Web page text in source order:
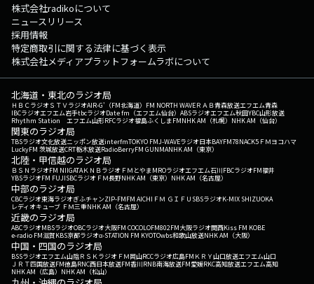
株式会社radikoについて
ニュースリリース
採用情報
特定商取引に関する法律に基づく表示
株式会社メディアプラットフォームラボについて
北海道・東北のラジオ局
ＨＢＣラジオＳＴＶラジオAIR-G'（FM北海道） FM NORTH WAVEＲＡＢ青森放送エフエム青森
IBCラジオエフエム岩手tbcラジオDate fm（エフエム仙台） ABSラジオエフエム秋田YBC山形放送
Rhythm Station エフエム山形RFCラジオ福島ふくしまFMNHK AM（札幌） NHK AM（仙台）
関東のラジオ局
TBSラジオ文化放送ニッポン放送interfmTOKYO FMJ-WAVEラジオ日本BAYFM78NACK5 ＦＭヨコハマ
LuckyFM 茨城放送CRT栃木放送RadioBerryFM GUNMANHK AM（東京）
北陸・甲信越のラジオ局
ＢＳＮラジオFM NIIGATAＫＮＢラジオ ＦＭとやまMROラジオエフエム石川FBCラジオFM福井
YBSラジオFM FUJISBCラジオ ＦＭ長野NHK AM（東京） NHK AM（名古屋）
中部のラジオ局
CBCラジオ東海ラジオぎふチャンZIP-FMFM AICHI ＦＭ ＧＩＦＵ SBSラジオK-MIX SHIZUOKA
レディオキューブ ＦＭ三重NHK AM（名古屋）
近畿のラジオ局
ABCラジオMBSラジオOBCラジオ大阪FM COCOLOFM802FM大阪ラジオ関西Kiss FM KOBE
e-radio FM滋賀KBS京都ラジオα-STATION FM KYOTOwbs和歌山放送NHK AM（大阪）
中国・四国のラジオ局
BSSラジオエフエム山陰ＲＳＫラジオ ＦＭ岡山RCCラジオ広島FM ＫＲＹ山口放送エフエム山口
ＪＲＴ四国放送FM徳島RNC西日本放送FM香川RNB南海放送FM愛媛RKC高知放送エフエム高知
NHK AM（広島） NHK AM（松山）